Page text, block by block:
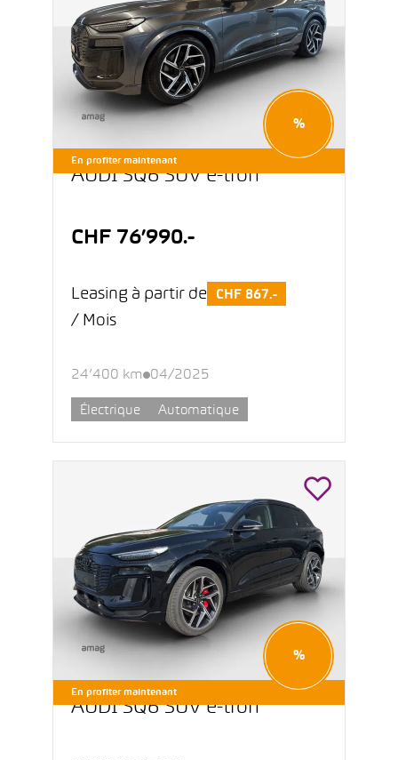
En profiter maintenant
%
AUDI SQ6 SUV e-tron
CHF 76’990.-
Leasing à partir de CHF 867.-
/ Mois
24’400 km 04/2025
Électrique Automatique
En profiter maintenant
%
AUDI SQ6 SUV e-tron